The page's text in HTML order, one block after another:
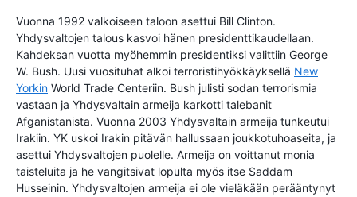
Vuonna 1992 valkoiseen taloon asettui Bill Clinton.
Yhdysvaltojen talous kasvoi hänen presidenttikaudellaan.
Kahdeksan vuotta myöhemmin presidentiksi valittiin George
W. Bush. Uusi vuosituhat alkoi terroristihyökkäyksellä New
Yorkin World Trade Centeriin. Bush julisti sodan terrorismia
vastaan ja Yhdysvaltain armeija karkotti talebanit
Afganistanista. Vuonna 2003 Yhdysvaltain armeija tunkeutui
Irakiin. YK uskoi Irakin pitävän hallussaan joukkotuhoaseita, ja
asettui Yhdysvaltojen puolelle. Armeija on voittanut monia
taisteluita ja he vangitsivat lopulta myös itse Saddam
Husseinin. Yhdysvaltojen armeija ei ole vieläkään perääntynyt